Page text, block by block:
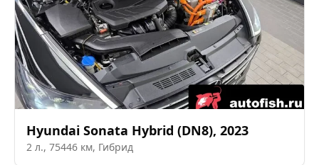
Hyundai Sonata Hybrid (DN8), 2023
2 л., 75446 км, Гибрид